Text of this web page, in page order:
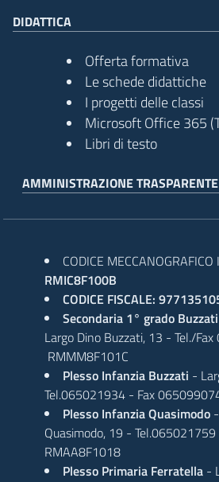
DIDATTICA
Offerta formativa
Le schede didattiche
I progetti delle classi
Microsoft Office 365
Libri di testo
AMMINISTRAZIONE TRASPARENTE
CODICE MECCANOGRAFICO
RMIC8F100B
CODICE FISCALE:
Secondaria 1° grado
Largo Dino Buzzati, 13 - Tel./
RMMM8F101C
Plesso Infanzia Buzzati -
Tel.065021934 - Fax
Plesso Infanzia Quasimodo
Quasimodo, 19 -
RMAA8F1018
Plesso Primaria Ferratella -
del testo
del testo
del testo
del testo